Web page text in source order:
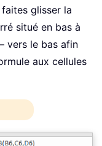
glisser la
situé en bas à
vers le bas afin
aux cellules